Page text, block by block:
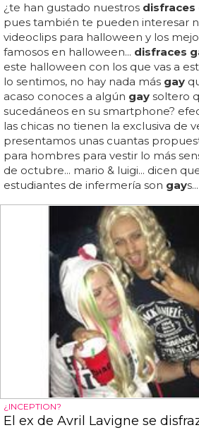
¿te han gustado nuestros disfraces
pues también te pueden interesar
videoclips para halloween y los
famosos en halloween... disfraces
este halloween con los que vas a
lo sentimos, no hay nada más gay
acaso conoces a algún gay soltero
sucedáneos en su smartphone?
las chicas no tienen la exclusiva de
presentamos unas cuantas
para hombres para vestir lo más
de octubre... mario & luigi... dicen
estudiantes de infermería son gays...
¿INCEPTION?
El ex de Avril Lavigne se